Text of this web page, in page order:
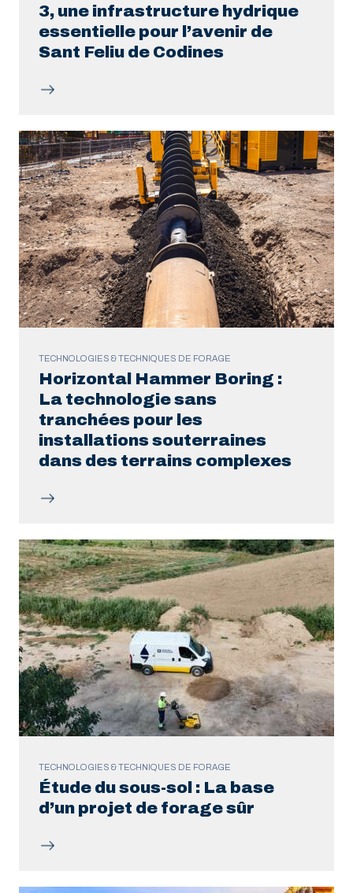
3, une infrastructure hydrique
essentielle pour l’avenir de
Sant Feliu de Codines
TECHNOLOGIES & TECHNIQUES DE FORAGE
Horizontal Hammer Boring :
La technologie sans
tranchées pour les
installations souterraines
dans des terrains complexes
TECHNOLOGIES & TECHNIQUES DE FORAGE
Étude du sous-sol : La base
d’un projet de forage sûr